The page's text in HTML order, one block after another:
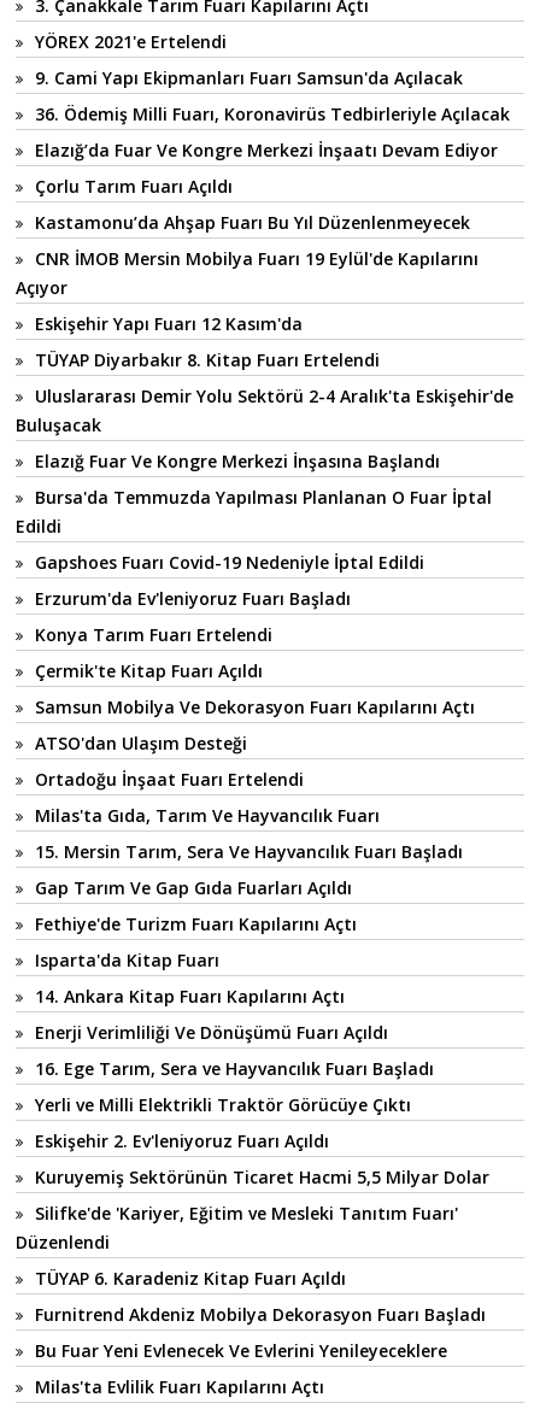
3. Çanakkale Tarım Fuarı Kapılarını Açtı
YÖREX 2021'e Ertelendi
9. Cami Yapı Ekipmanları Fuarı Samsun'da Açılacak
36. Ödemiş Milli Fuarı, Koronavirüs Tedbirleriyle Açılacak
Elazığ’da Fuar Ve Kongre Merkezi İnşaatı Devam Ediyor
Çorlu Tarım Fuarı Açıldı
Kastamonu’da Ahşap Fuarı Bu Yıl Düzenlenmeyecek
CNR İMOB Mersin Mobilya Fuarı 19 Eylül'de Kapılarını
Açıyor
Eskişehir Yapı Fuarı 12 Kasım'da
TÜYAP Diyarbakır 8. Kitap Fuarı Ertelendi
Uluslararası Demir Yolu Sektörü 2-4 Aralık'ta Eskişehir'de
Buluşacak
Elazığ Fuar Ve Kongre Merkezi İnşasına Başlandı
Bursa'da Temmuzda Yapılması Planlanan O Fuar İptal
Edildi
Gapshoes Fuarı Covid-19 Nedeniyle İptal Edildi
Erzurum'da Ev'leniyoruz Fuarı Başladı
Konya Tarım Fuarı Ertelendi
Çermik'te Kitap Fuarı Açıldı
Samsun Mobilya Ve Dekorasyon Fuarı Kapılarını Açtı
ATSO'dan Ulaşım Desteği
Ortadoğu İnşaat Fuarı Ertelendi
Milas'ta Gıda, Tarım Ve Hayvancılık Fuarı
15. Mersin Tarım, Sera Ve Hayvancılık Fuarı Başladı
Gap Tarım Ve Gap Gıda Fuarları Açıldı
Fethiye'de Turizm Fuarı Kapılarını Açtı
Isparta'da Kitap Fuarı
14. Ankara Kitap Fuarı Kapılarını Açtı
Enerji Verimliliği Ve Dönüşümü Fuarı Açıldı
16. Ege Tarım, Sera ve Hayvancılık Fuarı Başladı
Yerli ve Milli Elektrikli Traktör Görücüye Çıktı
Eskişehir 2. Ev'leniyoruz Fuarı Açıldı
Kuruyemiş Sektörünün Ticaret Hacmi 5,5 Milyar Dolar
Silifke'de 'Kariyer, Eğitim ve Mesleki Tanıtım Fuarı'
Düzenlendi
TÜYAP 6. Karadeniz Kitap Fuarı Açıldı
Furnitrend Akdeniz Mobilya Dekorasyon Fuarı Başladı
Bu Fuar Yeni Evlenecek Ve Evlerini Yenileyeceklere
Milas'ta Evlilik Fuarı Kapılarını Açtı